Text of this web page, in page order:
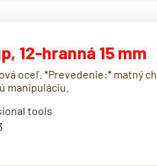
12-hranná 15 mm
oceľ. *Prevedenie:* matný
manipuláciu.
tools